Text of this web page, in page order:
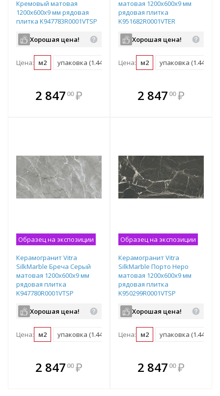
Кремовый матовая
1200х600х9 мм рядовая
плитка K947783R0001VTSP
Хорошая цена!
Цена: м2 упаковка (1.44 м2)
2 847 00 ₽
В комплекте
всегда выгоднее!
матовая 1200х600х9 мм
рядовая плитка
K951682R0001VTER
Хорошая цена!
Цена: м2 упаковка (1.44 м2)
В комплекте
всегда выгоднее!
2 847 00 ₽
Образец на экспозиции
Керамогранит Vitra
SilkMarble Бреча Серый
матовая 1200х600х9 мм
рядовая плитка
K947780R0001VTSP
Хорошая цена!
Цена: м2 упаковка (1.44 м2)
2 847 00 ₽
В комплекте
всегда выгоднее!
Образец на экспозиции
Керамогранит Vitra
SilkMarble Порто Неро
матовая 1200х600х9 мм
рядовая плитка
K950299R0001VTSP
Хорошая цена!
Цена: м2 упаковка (1.44 м2)
В комплекте
всегда выгоднее!
2 847 00 ₽